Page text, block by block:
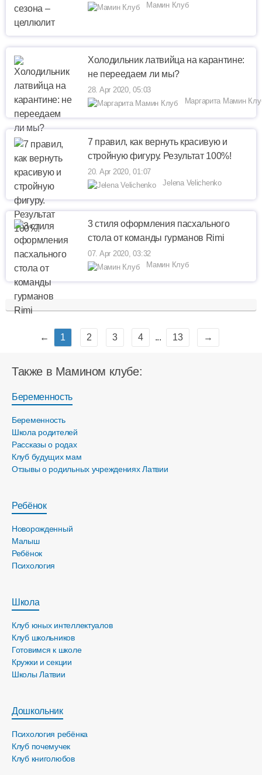
Мамин Клуб
Холодильник латвийца на карантине:
не переедаем ли мы?
28. Apr 2020, 05:03
Маргарита Мамин
7 правил, как вернуть красивую и
стройную фигуру. Результат 100%!
20. Apr 2020, 01:07
Jelena Velichenko
3 стиля оформления пасхального
стола от команды гурманов Rimi
07. Apr 2020, 03:32
Мамин Клуб
← 1 2 3 4 ... 13 →
Также в Мамином клубе:
Беременность
Беременность
Школа родителей
Рассказы о родах
Клуб будущих мам
Отзывы о родильных учреждениях Латвии
Ребёнок
Новорожденный
Малыш
Ребёнок
Психология
Школа
Клуб юных интеллектуалов
Клуб школьников
Готовимся к школе
Кружки и секции
Школы Латвии
Дошкольник
Психология ребёнка
Клуб почемучек
Клуб книголюбов